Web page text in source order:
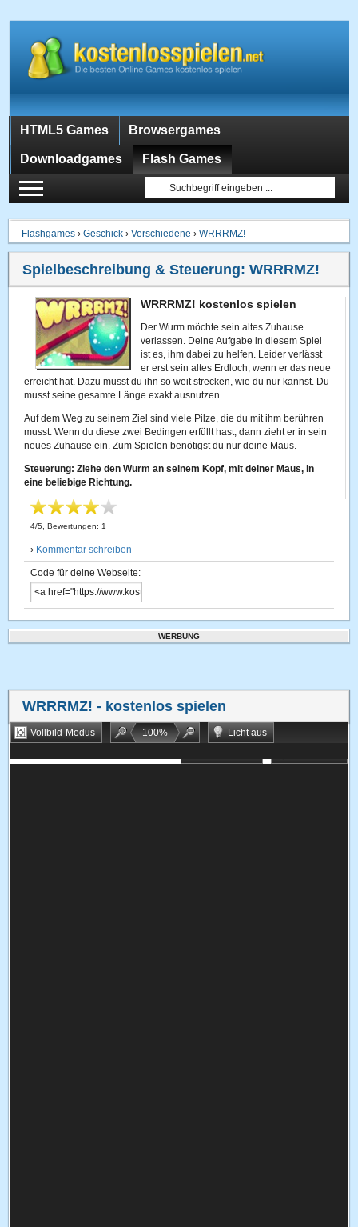
HTML5 Games Browsergames
Downloadgames Flash Games
Flashgames ›Geschick ›Verschiedene ›WRRRMZ!
Spielbeschreibung & Steuerung:WRRRMZ!
WRRRMZ! kostenlos spielen
Der Wurm möchte sein altes Zuhause
verlassen. Deine Aufgabe in diesem Spiel
ist es, ihm dabei zu helfen. Leider verlässt
er erst sein altes Erdloch, wenn er das neue
erreicht hat. Dazu musst du ihn so weit strecken, wie du nur kannst. Du
musst seine gesamte Länge exakt ausnutzen.
Auf dem Weg zu seinem Ziel sind viele Pilze, die du mit ihm berühren
musst. Wenn du diese zwei Bedingen erfüllt hast, dann zieht er in sein
neues Zuhause ein. Zum Spielen benötigst du nur deine Maus.
Steuerung: Ziehe den Wurm an seinem Kopf, mit deiner Maus, in
eine beliebige Richtung.
4/5 , Bewertungen: 1
› Kommentar schreiben
Code für deine Webseite:
WERBUNG
WRRRMZ! - kostenlos spielen
Vollbild-Modus 100%
Licht aus